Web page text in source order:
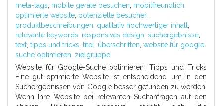
meta-tags mobile geräte besuchen mobilfreundlich
optimierte website potenzielle besucher,
produktbeschreibungen qualitativ hochwertiger inhalt
relevante keywords responsives design suchergebnisse
text tipps und tricks titel überschriften website für google
suche optimieren zielgruppe
Website für Google-Suche optimieren: Tipps und Tricks
Eine gut optimierte Website ist entscheidend, um in den
Suchergebnissen von Google besser gefunden zu werden.
Wenn Ihre Website bei relevanten Suchanfragen auf den